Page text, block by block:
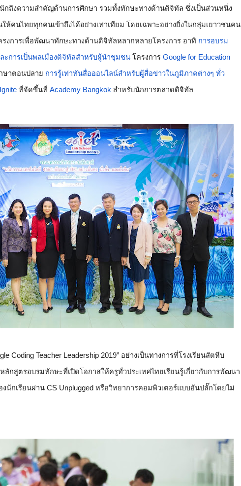
นักถึงความสำคัญด้านการศึกษา รวมทั้งทักษะทางด้านดิจิทัล ซึ่งเป็นส่วนหนึ่ง
ห้คนไทยทุกคนเข้าถึงได้อย่างเท่าเทียม โดยเฉพาะอย่างยิ่งในกลุ่มเยาวชนคน
งการเพื่อพัฒนาทักษะทางด้านดิจิทัลหลากหลายโครงการ อาทิ การอบรม
การเป็นพลเมืองดิจิทัลสำหรับผู้นำชุมชน โครงการ Google for Education
ษาตอนปลาย การรู้เท่าทันสื่อออนไลน์สำหรับผู้สื่อข่าวในภูมิภาคต่างๆ ทั่ว
ที่จัดขึ้นที่ Academy Bangkok สำหรับนักการตลาดดิจิทัล
Coding Teacher Leadership 2019” อย่างเป็นทางการที่โรงเรียนสัตหีบ
ลักสูตรอบรมทักษะที่เปิดโอกาสให้ครูทั่วประเทศไทยเรียนรู้เกี่ยวกับการพัฒนา
นักเรียนผ่าน CS Unplugged หรือวิทยาการคอมพิวเตอร์แบบอันปลั๊กโดยไม่